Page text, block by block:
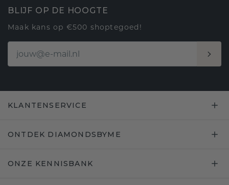
BLIJF OP DE HOOGTE
Maak kans op €500 shoptegoed!
KLANTENSERVICE
ONTDEK DIAMONDSBYME
ONZE KENNISBANK